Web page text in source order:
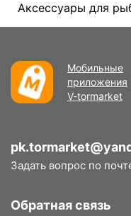
Аксессуары для
Мобильные
приложения
V-tormarket
Задать вопрос по
Обратная связь